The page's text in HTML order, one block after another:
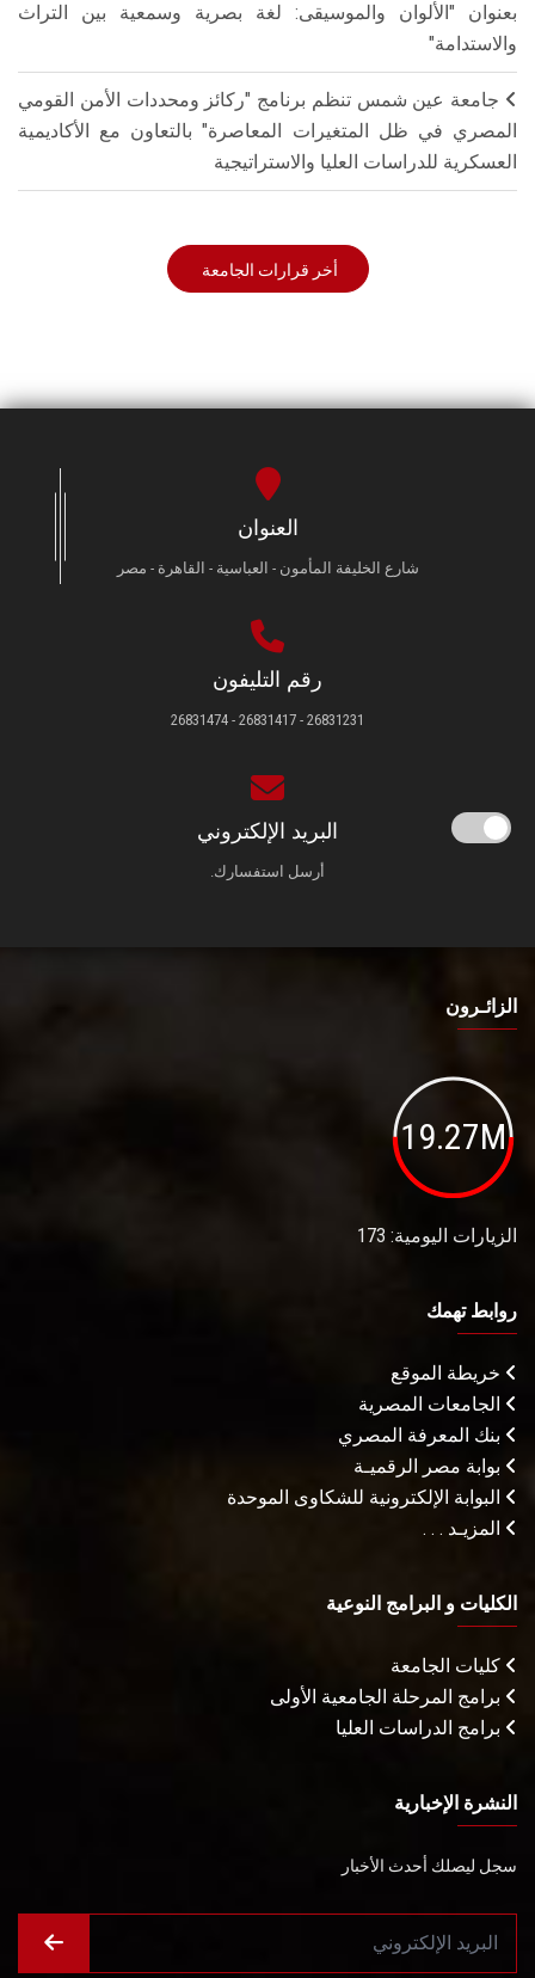
بعنوان "الألوان والموسيقى: لغة بصرية وسمعية بين التراث
والاستدامة"
جامعة عين شمس تنظم برنامج "ركائز ومحددات الأمن القومي
المصري في ظل المتغيرات المعاصرة" بالتعاون مع الأكاديمية
العسكرية للدراسات العليا والاستراتيجية
أخر قرارات الجامعة
العنوان
شارع الخليفة المأمون - العباسية - القاهرة - مصر
رقم التليفون
26831231 - 26831417 - 26831474
البريد الإلكتروني
أرسل استفسارك.
الزائـرون
19.27M
الزيارات اليومية: 173
روابط تهمك
خريطة الموقع
الجامعات المصرية
بنك المعرفة المصري
بوابة مصر الرقميـة
البوابة الإلكترونية للشكاوى الموحدة
المزيـد . . .
الكليات و البرامج النوعية
كليات الجامعة
برامج المرحلة الجامعية الأولى
برامج الدراسات العليا
النشرة الإخبارية
سجل ليصلك أحدث الأخبار